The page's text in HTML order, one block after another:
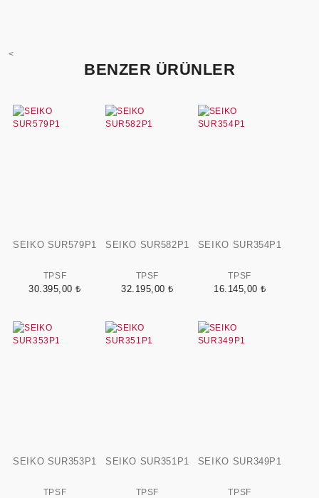
<
BENZER ÜRÜNLER
SEIKO SUR579P1
TPSF
30.395,00 ₺
SEIKO SUR582P1
TPSF
32.195,00 ₺
SEIKO SUR354P1
TPSF
16.145,00 ₺
SEIKO SUR353P1
TPSF
SEIKO SUR351P1
TPSF
SEIKO SUR349P1
TPSF